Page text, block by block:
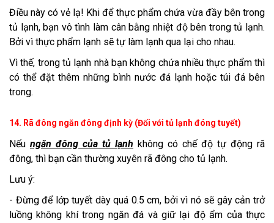
Điều này có vẻ lạ! Khi để thực phẩm chứa vừa đầy bên trong
tủ lạnh, bạn vô tình làm cân bằng nhiệt độ bên trong tủ lạnh.
Bởi vì thực phẩm lạnh sẽ tự làm lạnh qua lại cho nhau.
Vì thế, trong tủ lạnh nhà bạn không chứa nhiều thực phẩm thì
có thể đặt thêm những bình nước đá lạnh hoặc túi đá bên
trong.
14. Rã đông ngăn đông định kỳ (Đối với tủ lạnh đóng tuyết)
Nếu ngăn đông của tủ lạnh không có chế độ tự động rã
đông, thì bạn cần thường xuyên rã đông cho tủ lạnh.
Lưu ý:
- Đừng để lớp tuyết dày quá 0.5 cm, bởi vì nó sẽ gây cản trở
luồng không khí trong ngăn đá và giữ lại độ ẩm của thực